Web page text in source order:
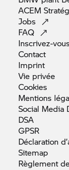
ACEM
Jobs
FAQ
Inscrivez-
Contact
Imprint
Vie privée
Cookies
Mentions
Social Media
DSA
GPSR
Déclaration
Sitemap
Règlement